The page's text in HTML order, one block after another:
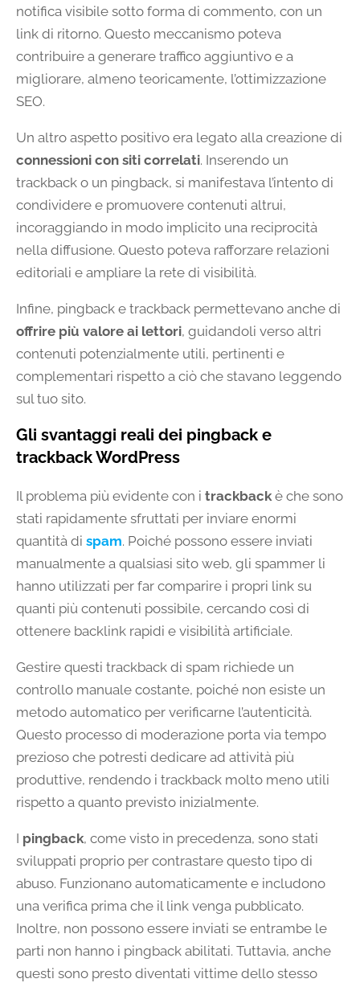
notifica visibile sotto forma di commento, con un
link di ritorno. Questo meccanismo poteva
contribuire a generare traffico aggiuntivo e a
migliorare, almeno teoricamente, l’ottimizzazione
SEO.
Un altro aspetto positivo era legato alla creazione di
connessioni con siti correlati. Inserendo un
trackback o un pingback, si manifestava l’intento di
condividere e promuovere contenuti altrui,
incoraggiando in modo implicito una reciprocità
nella diffusione. Questo poteva rafforzare relazioni
editoriali e ampliare la rete di visibilità.
Infine, pingback e trackback permettevano anche di
offrire più valore ai lettori, guidandoli verso altri
contenuti potenzialmente utili, pertinenti e
complementari rispetto a ciò che stavano leggendo
sul tuo sito.
Gli svantaggi reali dei pingback e
trackback WordPress
Il problema più evidente con i trackbackè che sono
stati rapidamente sfruttati per inviare enormi
quantità di spam. Poiché possono essere inviati
manualmente a qualsiasi sito web, gli spammer li
hanno utilizzati per far comparire i propri link su
quanti più contenuti possibile, cercando così di
ottenere backlink rapidi e visibilità artificiale.
Gestire questi trackback di spam richiede un
controllo manuale costante, poiché non esiste un
metodo automatico per verificarne l’autenticità.
Questo processo di moderazione porta via tempo
prezioso che potresti dedicare ad attività più
produttive, rendendo i trackback molto meno utili
rispetto a quanto previsto inizialmente.
I pingback, come visto in precedenza, sono stati
sviluppati proprio per contrastare questo tipo di
abuso. Funzionano automaticamente e includono
una verifica prima che il link venga pubblicato.
Inoltre, non possono essere inviati se entrambe le
parti non hanno i pingback abilitati. Tuttavia, anche
questi sono presto diventati vittime dello stesso